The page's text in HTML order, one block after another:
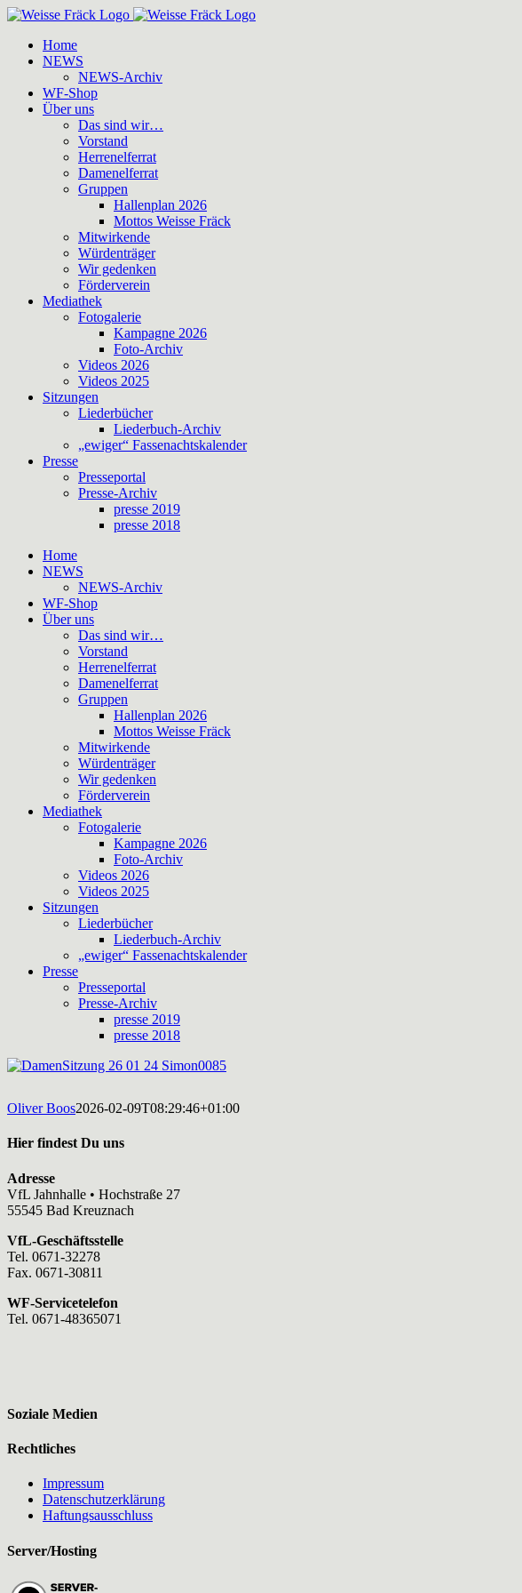
Zum
springenHome
NEWS
NEWS-Archiv
WF-Shop
Über uns
Das sind wir…
Vorstand
Herrenelferrat
Damenelferrat
Gruppen
Hallenplan 2026
Mottos Weisse Fräck
Mitwirkende
Würdenträger
Wir gedenken
Förderverein
Mediathek
Fotogalerie
Kampagne 2026
Foto-Archiv
Videos 2026
Videos 2025
Sitzungen
Liederbücher
Liederbuch-Archiv
„ewiger“ Fassenachtskalender
Presse
Presseportal
Presse-Archiv
presse 2019
presse 2018
Home
NEWS
NEWS-Archiv
WF-Shop
Über uns
Das sind wir…
Vorstand
Herrenelferrat
Damenelferrat
Gruppen
Hallenplan 2026
Mottos Weisse Fräck
Mitwirkende
Würdenträger
Wir gedenken
Förderverein
Mediathek
Fotogalerie
Kampagne 2026
Foto-Archiv
Videos 2026
Videos 2025
Sitzungen
Liederbücher
Liederbuch-Archiv
„ewiger“ Fassenachtskalender
Presse
Presseportal
Presse-Archiv
presse 2019
presse 2018
Oliver Boos2026-02-09T08:29:46+01:00
Hier findest Du uns
Adresse
VfL Jahnhalle • Hochstraße 27
55545 Bad Kreuznach
VfL-Geschäftsstelle
Tel. 0671-32278
Fax. 0671-30811
WF-Servicetelefon
Tel. 0671-48365071
Soziale Medien
Rechtliches
Impressum
Datenschutzerklärung
Haftungsausschluss
Server/Hosting